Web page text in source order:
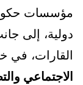
مؤسسات
دولية، إلى
القارات، في
الاجتماعي